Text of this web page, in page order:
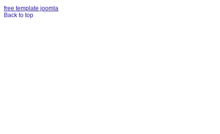
free template joomla
Back to top